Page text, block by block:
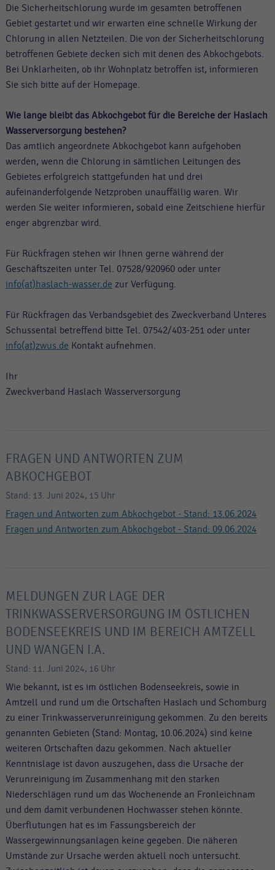
Die Sicherheitschlorung wurde im gesamten betroffenen
Gebiet gestartet und wir erwarten eine schnelle Wirkung der
Chlorung in allen Netzteilen. Die von der Sicherheitschlorung
betroffenen Gebiete decken sich mit denen des Abkochgebots.
Bei Unklarheiten, ob ihr Wohnplatz betroffen ist, informieren
Sie sich bitte auf der Homepage.
Wie lange bleibt das Abkochgebot für die Bereiche der Haslach
Wasserversorgung bestehen?
Das amtlich angeordnete Abkochgebot kann aufgehoben
werden, wenn die Chlorung in sämtlichen Leitungen des
Gebietes erfolgreich stattgefunden hat und drei
aufeinanderfolgende Netzproben unauffällig waren. Wir
werden Sie weiter informieren, sobald eine Zeitschiene hierfür
enger abgrenzbar wird.
Für Rückfragen stehen wir Ihnen gerne während der
Geschäftszeiten unter Tel. 07528/920960 oder unter
info(at)haslach-wasser.de zur Verfügung.
Für Rückfragen das Verbandsgebiet des Zweckverband Unteres
Schussental betreffend bitte Tel. 07542/403-251 oder unter
info(at)zwus.de Kontakt aufnehmen.
Ihr
Zweckverband Haslach Wasserversorgung
FRAGEN UND ANTWORTEN ZUM
ABKOCHGEBOT
Stand: 13. Juni 2024, 15 Uhr
Fragen und Antworten zum Abkochgebot - Stand: 13.06.2024
Fragen und Antworten zum Abkochgebot - Stand: 09.06.2024
MELDUNGEN ZUR LAGE DER
TRINKWASSERVERSORGUNG IM ÖSTLICHEN
BODENSEEKREIS UND IM BEREICH AMTZELL
UND WANGEN I.A.
Stand: 11. Juni 2024, 16 Uhr
Wie bekannt, ist es im östlichen Bodenseekreis, sowie in
Amtzell und rund um die Ortschaften Haslach und Schomburg
zu einer Trinkwasserverunreinigung gekommen. Zu den bereits
genannten Gebieten (Stand: Montag, 10.06.2024) sind keine
weiteren Ortschaften dazu gekommen. Nach aktueller
Kenntnislage ist davon auszugehen, dass die Ursache der
Verunreinigung im Zusammenhang mit den starken
Niederschlägen rund um das Wochenende an Fronleichnam
und dem damit verbundenen Hochwasser stehen könnte.
Überflutungen hat es im Fassungsbereich der
Wassergewinnungsanlagen keine gegeben. Die näheren
Umstände zur Ursache werden aktuell noch untersucht.